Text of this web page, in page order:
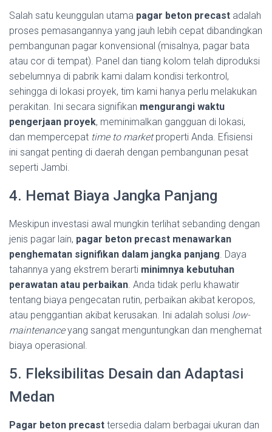
Salah satu keunggulan utama pagar beton precast adalah
proses pemasangannya yang jauh lebih cepat dibandingkan
pembangunan pagar konvensional (misalnya, pagar bata
atau cor di tempat). Panel dan tiang kolom telah diproduksi
sebelumnya di pabrik kami dalam kondisi terkontrol,
sehingga di lokasi proyek, tim kami hanya perlu melakukan
perakitan. Ini secara signifikan mengurangi waktu
pengerjaan proyek, meminimalkan gangguan di lokasi,
dan mempercepat time to marketproperti Anda. Efisiensi
ini sangat penting di daerah dengan pembangunan pesat
seperti Jambi.
4. Hemat Biaya Jangka Panjang
Meskipun investasi awal mungkin terlihat sebanding dengan
jenis pagar lain, pagar beton precast menawarkan
penghematan signifikan dalam jangka panjang . Daya
tahannya yang ekstrem berarti minimnya kebutuhan
perawatan atau perbaikan . Anda tidak perlu khawatir
tentang biaya pengecatan rutin, perbaikan akibat keropos,
atau penggantian akibat kerusakan. Ini adalah solusi low-
maintenanceyang sangat menguntungkan dan menghemat
biaya operasional.
5. Fleksibilitas Desain dan Adaptasi
Medan
Pagar beton precast tersedia dalam berbagai ukuran dan